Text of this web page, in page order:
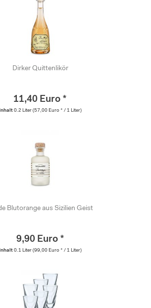
Dirker Quittenlikör
11,40 Euro *
Inhalt 0.2 Liter (57,00 Euro * / 1 Liter)
Blutorange aus Sizilien Geist
9,90 Euro *
Inhalt 0.1 Liter (99,00 Euro * / 1 Liter)